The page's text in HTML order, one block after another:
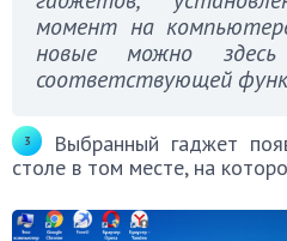
момент на
новые можно
соответствующей
Выбранный гаджет
столе в том месте, на